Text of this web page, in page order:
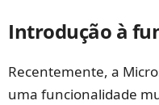
Introdução à
Recentemente, a
uma funcionalidade